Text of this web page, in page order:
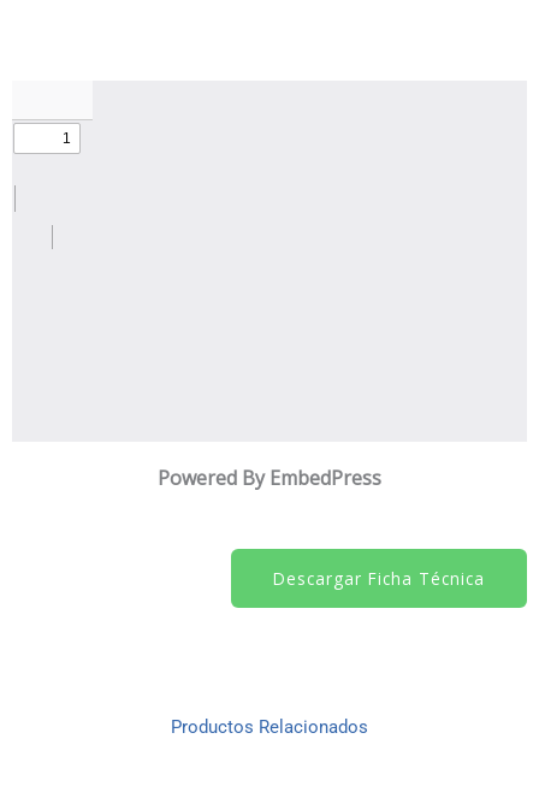
Powered By EmbedPress
Descargar Ficha Técnica
Productos Relacionados